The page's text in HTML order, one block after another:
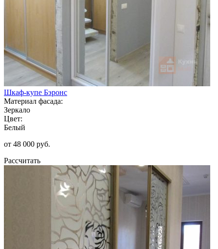
Шкаф-купе Бэронс
Материал фасада:
Зеркало
Цвет:
Белый
от 48 000 руб.
Рассчитать